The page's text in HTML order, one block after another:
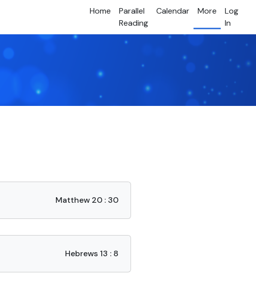
Home
Parallel
Reading
Calendar More
Log
In
Matthew 20 : 30
Hebrews 13 : 8